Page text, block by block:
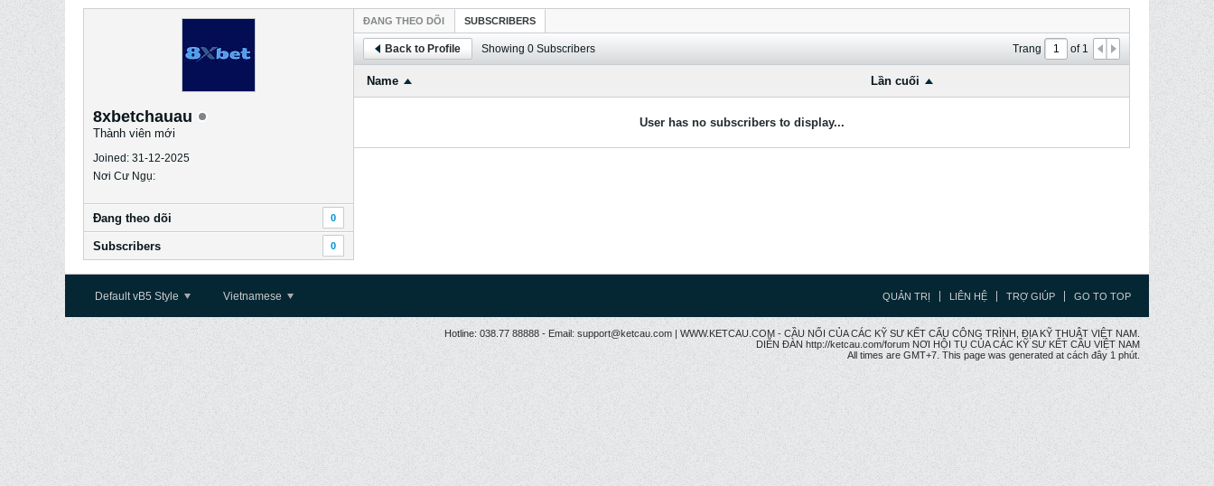
8xbetchauau
Thành viên mới
Joined: 31-12-2025
Nơi Cư Ngụ:
Ðang theo dõi 0
Subscribers 0
ÐANG THEO DÕI SUBSCRIBERS
Back to Profile Showing 0 Subscribers Trang of1
Name Lần cuối
User has no subscribers to display...
Default vB5 Style Vietnamese QUẢN TRỊ LIÊN HỆ TRỢ GIÚP GO TO TOP
Hotline: 038.77 88888 - Email: support@ketcau.com | WWW.KETCAU.COM - CẦU NỐI CỦA CÁC KỸ SƯ KẾT CẤU CÔNG TRÌNH, ĐỊA KỸ THUẬT VIỆT NAM.
DIỄN ĐÀN http://ketcau.com/forum NƠI HỘI TỤ CỦA CÁC KỸ SƯ KẾT CÂU VIỆT NAM
All times are GMT+7. This page was generated at cách đây 1 phút.